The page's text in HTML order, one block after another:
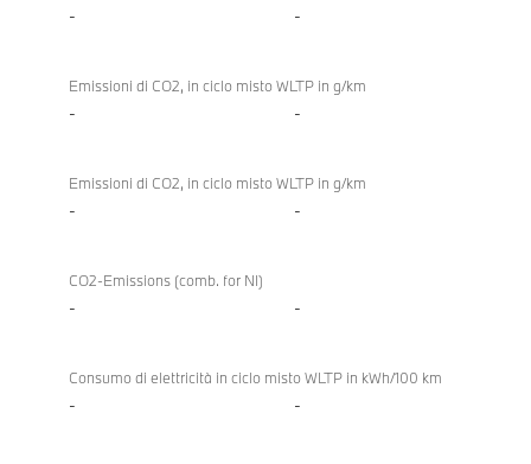
- -
Emissioni di CO2, in ciclo misto WLTP in g/km
- -
Emissioni di CO2, in ciclo misto WLTP in g/km
- -
CO2-Emissions (comb. for NI)
- -
Consumo di elettricità in ciclo misto WLTP in kWh/100 km
- -